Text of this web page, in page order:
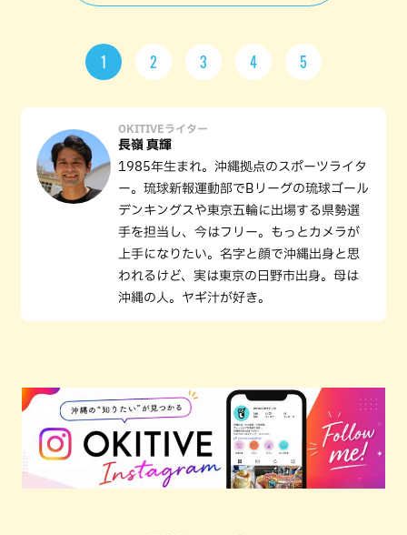
1 2 3 4 5
OKITIVEライター
長嶺 真輝
1985年生まれ。沖縄拠点のスポーツライタ
ー。琉球新報運動部でBリーグの琉球ゴール
デンキングスや東京五輪に出場する県勢選
手を担当し、今はフリー。もっとカメラが
上手になりたい。名字と顔で沖縄出身と思
われるけど、実は東京の日野市出身。母は
沖縄の人。ヤギ汁が好き。